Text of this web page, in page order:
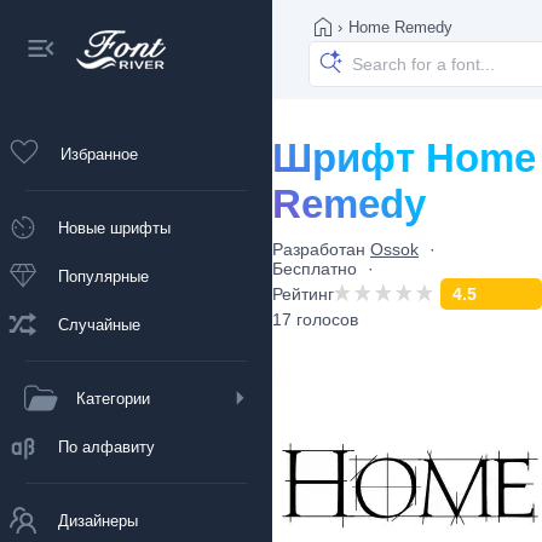
Избранное
Новые шрифты
Популярные
Случайные
Категории
По алфавиту
Дизайнеры
› Home Remedy
Шрифт Home
Remedy
Разработан Ossok
Бесплатно
Рейтинг
4.5
17 голосов